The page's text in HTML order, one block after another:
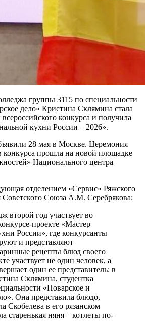
группы 3115 по специальности
дело» Кристина Склямина стала
конкурса и получила
кухни России – 2026».
28 мая в Москве. Церемония
конкурса прошла на новой площадке
Национального центра
отделением «Сервис» Ряжского
Советского Союза А.М. Серебрякова:
второй год участвует во
проекте «Мастер
России», где конкурсанты
и представляют
рецепты блюд своего
участвует не один человек, а
один ее представитель: в
Склямина, студентка
«Поварское и
Она представила блюдо,
Скобелева в его рязанском
старенькая няня – котлеты по-